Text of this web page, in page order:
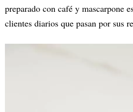
preparado con café y mascarpone
clientes diarios que pasan por sus